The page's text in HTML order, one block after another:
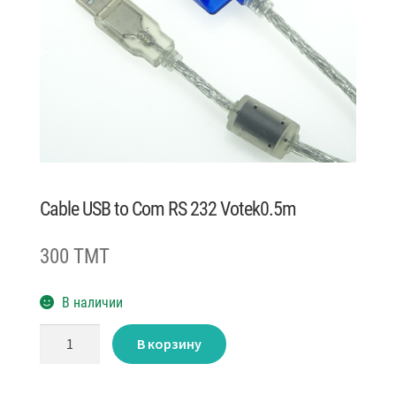
Cable USB to Com RS 232 Votek0.5m
300 TMT
В наличии
Количество
товара
В корзину